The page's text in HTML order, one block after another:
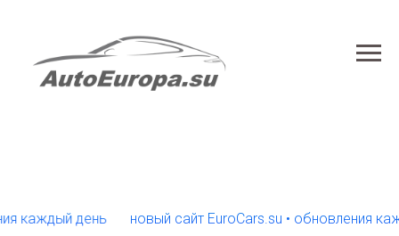
день новый сайт EuroCars.su • обновления каждый